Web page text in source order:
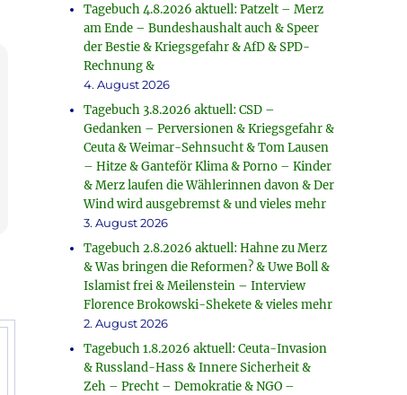
Tagebuch 4.8.2026 aktuell: Patzelt – Merz
am Ende – Bundeshaushalt auch & Speer
der Bestie & Kriegsgefahr & AfD & SPD-
Rechnung &
4. August 2026
Tagebuch 3.8.2026 aktuell: CSD –
Gedanken – Perversionen & Kriegsgefahr &
Ceuta & Weimar-Sehnsucht & Tom Lausen
– Hitze & Ganteför Klima & Porno – Kinder
& Merz laufen die Wählerinnen davon & Der
Wind wird ausgebremst & und vieles mehr
3. August 2026
Tagebuch 2.8.2026 aktuell: Hahne zu Merz
& Was bringen die Reformen? & Uwe Boll &
Islamist frei & Meilenstein – Interview
Florence Brokowski-Shekete & vieles mehr
2. August 2026
Tagebuch 1.8.2026 aktuell: Ceuta-Invasion
& Russland-Hass & Innere Sicherheit &
Zeh – Precht – Demokratie & NGO –